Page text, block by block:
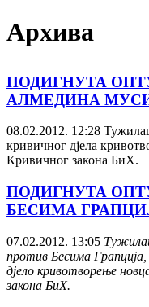
Архива
ПОДИГНУТА
АЛМЕДИНА
08.02.2012. 12:28
кривичног дјела
Кривичног закона БиХ.
ПОДИГНУТА
БЕСИМА
07.02.2012. 13:05
против Бесима Грапција,
дјело кривотворење
закона БиХ.